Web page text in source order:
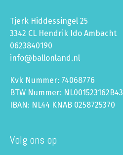
Tjerk Hiddessingel 25
3342 CL Hendrik Ido Ambacht
0623840190
info@ballonland.nl
Kvk Nummer: 74068776
BTW Nummer: NL001523162B43
IBAN: NL44 KNAB 0258725370
Volg ons op